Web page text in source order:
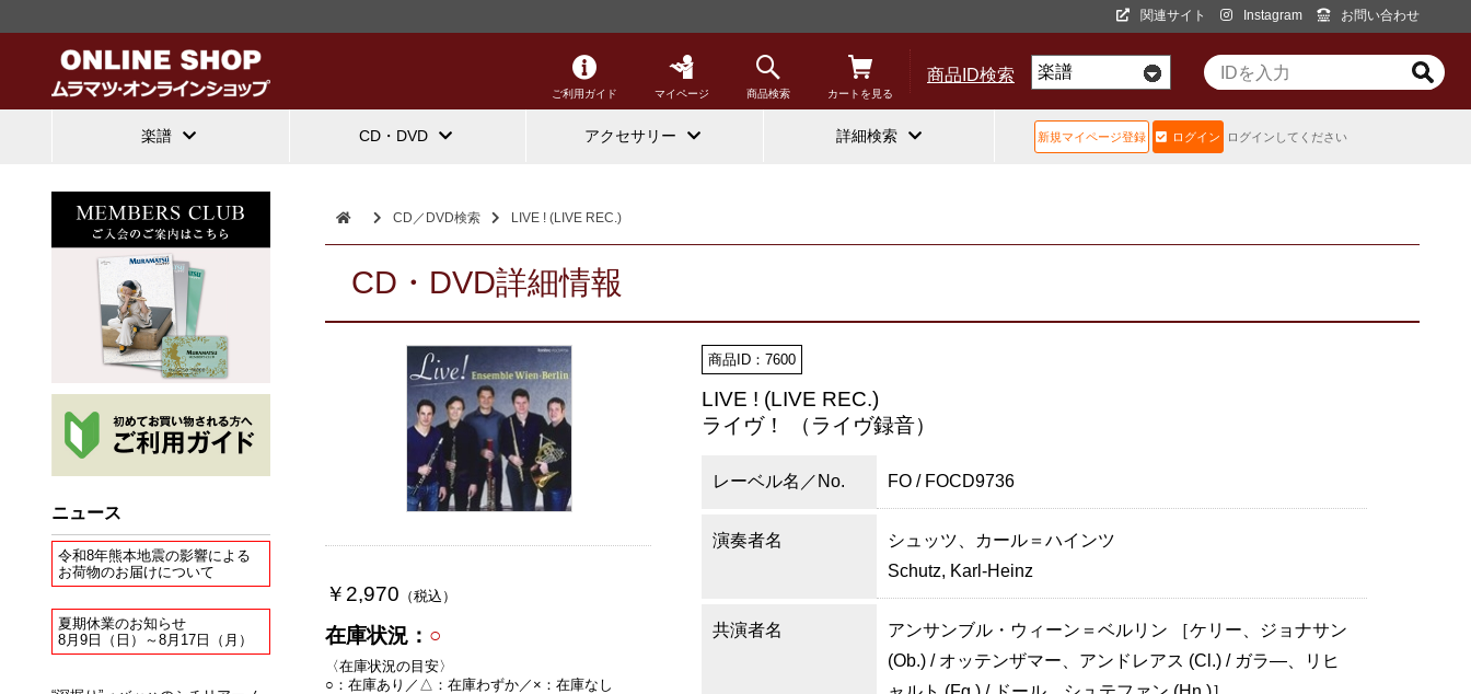
関連サイト Instagram お問い合わせ
商品ID検索
ご利用ガイド マイページ 商品検索 カートを見る
楽譜 CD・DVD アクセサリー 詳細検索 新規マイページ登録 ログイン ログインしてください
CD／DVD検索 LIVE ! (LIVE REC.)
CD・DVD詳細情報
￥2,970 （税込）
在庫状況： ○
〈在庫状況の目安〉
○：在庫あり／△：在庫わずか／×：在庫なし
商品ID：7600
LIVE ! (LIVE REC.)
ライヴ！ （ライヴ録音）
レーベル名／No. FO / FOCD9736
演奏者名
シュッツ、カール＝ハインツ
Schutz, Karl-Heinz
共演者名
アンサンブル・ウィーン＝ベルリン ［ケリー、ジョナサン
(Ob.) / オッテンザマー、アンドレアス (Cl.) / ガラ―、リヒ
ニュース
令和8年熊本地震の影響による
お荷物のお届けについて
夏期休業のお知らせ
8月9日（日）～8月17日（月）